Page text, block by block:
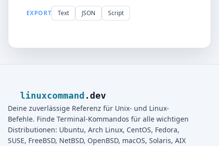
EXPORT Text JSON Script
linuxcommand .dev
Deine zuverlässige Referenz für Unix- und Linux-
Befehle. Finde Terminal-Kommandos für alle wichtigen
Distributionen: Ubuntu, Arch Linux, CentOS, Fedora,
SUSE, FreeBSD, NetBSD, OpenBSD, macOS, Solaris, AIX